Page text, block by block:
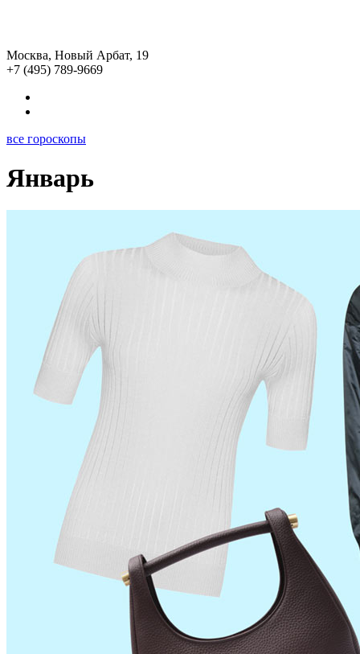
Москва, Новый Арбат, 19
+7 (495) 789-9669
все гороскопы
Январь